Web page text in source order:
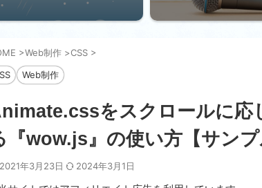
>Web制作 >CSS >
Web制作
をスクロールに応
『wow.js』の使い方【サンプ
2021年3月23日 2024年3月1日